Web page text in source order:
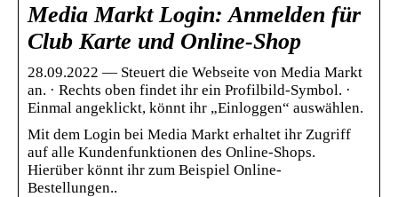
Media Markt Login: Anmelden für
Club Karte und Online-Shop
28.09.2022 — Steuert die Webseite von Media Markt
an. · Rechts oben findet ihr ein Profilbild-Symbol. ·
Einmal angeklickt, könnt ihr „Einloggen“ auswählen.
Mit dem Login bei Media Markt erhaltet ihr Zugriff
auf alle Kundenfunktionen des Online-Shops.
Hierüber könnt ihr zum Beispiel Online-
Bestellungen..